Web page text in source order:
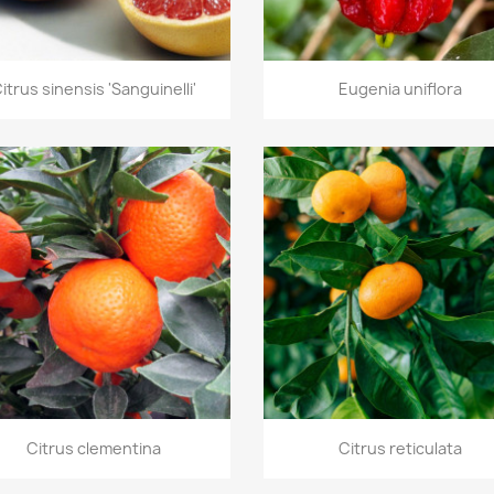
Vista rápida
sinensis 'Sanguinelli' Vista rápida
Eugenia uniflora
Vista rápida
Citrus clementina Vista rápida
Citrus reticulata